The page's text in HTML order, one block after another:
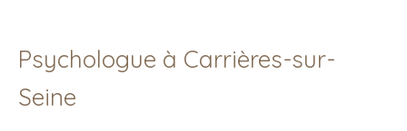
Psychologue à Carrières-sur-
Seine